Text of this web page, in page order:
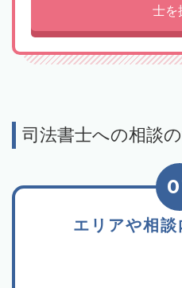
士を
司法書士への相談
エリアや相